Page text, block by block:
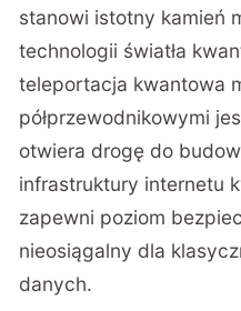
stanowi istotny kamień
technologii światła
teleportacja kwantowa
półprzewodnikowymi
otwiera drogę do
infrastruktury internetu
zapewni poziom
nieosiągalny dla
danych.